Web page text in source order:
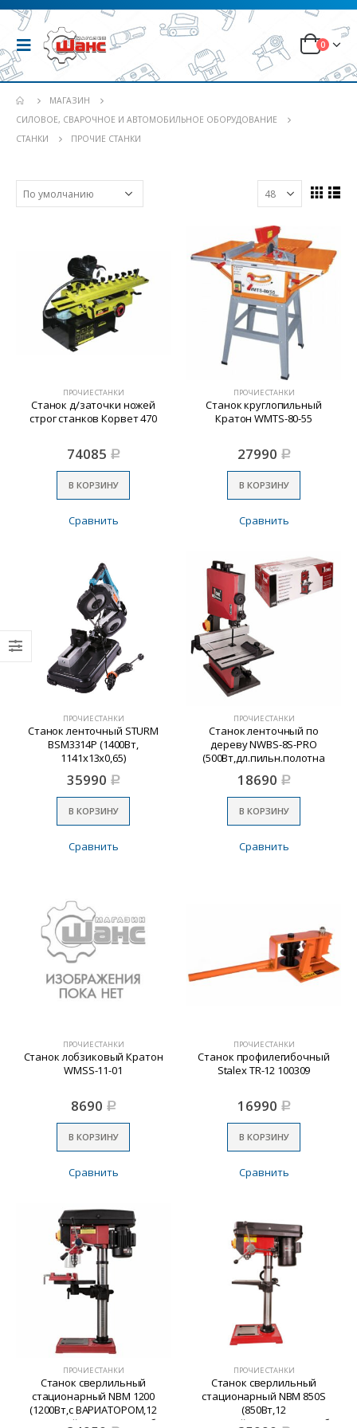
0
МАГАЗИН
СИЛОВОЕ, СВАРОЧНОЕ И АВТОМОБИЛЬНОЕ ОБОРУДОВАНИЕ
СТАНКИ
ПРОЧИЕ СТАНКИ
ПРОЧИЕ СТАНКИ
Станок д/заточки ножей
строг станков Корвет 470
74085 Р
В КОРЗИНУ
Сравнить
ПРОЧИЕ СТАНКИ
Станок круглопильный
Кратон WMТS-80-55
27990 Р
В КОРЗИНУ
Сравнить
ПРОЧИЕ СТАНКИ
Станок ленточный STURM
BSM3314P (1400Вт,
1141х13х0,65)
35990 Р
В КОРЗИНУ
Сравнить
ПРОЧИЕ СТАНКИ
Станок ленточный по
дереву NWBS-8S-PRO
(500Вт,дл.пильн.полотна
1430мм,высота распила
90мм) №1
18690 Р
В КОРЗИНУ
Сравнить
ПРОЧИЕ СТАНКИ
Станок лобзиковый Кратон
WMSS-11-01
8690 Р
В КОРЗИНУ
Сравнить
ПРОЧИЕ СТАНКИ
Станок профилегибочный
Stalex TR-12 100309
16990 Р
В КОРЗИНУ
Сравнить
ПРОЧИЕ СТАНКИ
Станок сверлильный
стационарный NBM 1200
(1200Вт,с ВАРИАТОРОМ,12
скоростей,16мм,550-250об/
ПРОЧИЕ СТАНКИ
Станок сверлильный
стационарный NBM 850S
(850Вт,12
скоростей,16мм,220-2450об/